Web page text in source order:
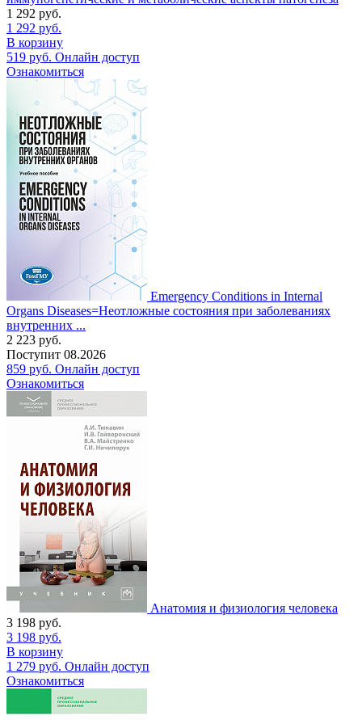
1 292 руб.
1 292 руб.
В корзину
519 руб. Онлайн доступ
Ознакомиться
Emergency Conditions in Internal
Organs Diseases=Неотложные состояния при заболеваниях
внутренних ...
2 223 руб.
Поступит 08.2026
859 руб. Онлайн доступ
Ознакомиться
Анатомия и физиология человека
3 198 руб.
3 198 руб.
В корзину
1 279 руб. Онлайн доступ
Ознакомиться